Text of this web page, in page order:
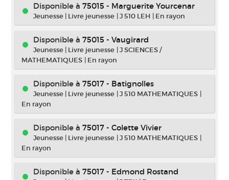
Disponible à 75015 - Marguerite Yourcenar
Jeunesse | Livre jeunesse |J 510 LEH | En rayon
Disponible à 75015 - Vaugirard
Jeunesse | Livre jeunesse |J SCIENCES /
MATHEMATIQUES | En rayon
Disponible à 75017 - Batignolles
Jeunesse | Livre jeunesse |J 510 MATHEMATIQUES |
En rayon
Disponible à 75017 - Colette Vivier
Jeunesse | Livre jeunesse |J 510 MATHEMATIQUES |
En rayon
Disponible à 75017 - Edmond Rostand